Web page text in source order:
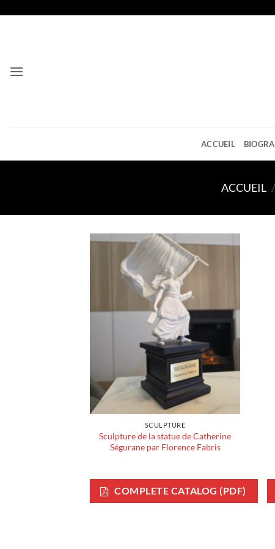
ACCUEIL
ACCUEIL /
SCULPTURE
Sculpture de la statue de Catherine
Ségurane par Florence Fabris
COMPLETE CATALOG (PDF)